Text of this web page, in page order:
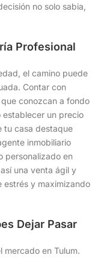
no solo sabia,
Profesional
el camino puede
Contar con
conozcan a fondo
establecer un precio
tu casa destaque
inmobiliario
personalizado en
una venta ágil y
estrés y maximizando
Dejar Pasar
mercado en Tulum.